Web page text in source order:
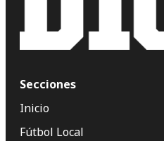
Secciones
Inicio
Fútbol Local